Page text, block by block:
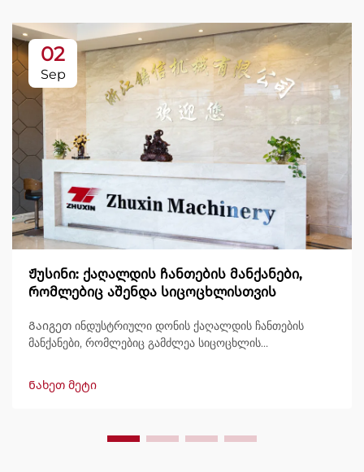
02
Sep
Ჟუსინი: ქაღალდის ჩანთების მანქანები,
რომლებიც აშენდა სიცოცხლისთვის
Გაიგეთ ინდუსტრიული დონის ქაღალდის ჩანთების
მანქანები, რომლებიც გამძლეა სიცოცხლის
მსოფლიოში ნდობით გამოიყენება გამძლეობის,
მარტივად მართვის და მინიმალური შესვენების გამო.
Ნახეთ მეტი